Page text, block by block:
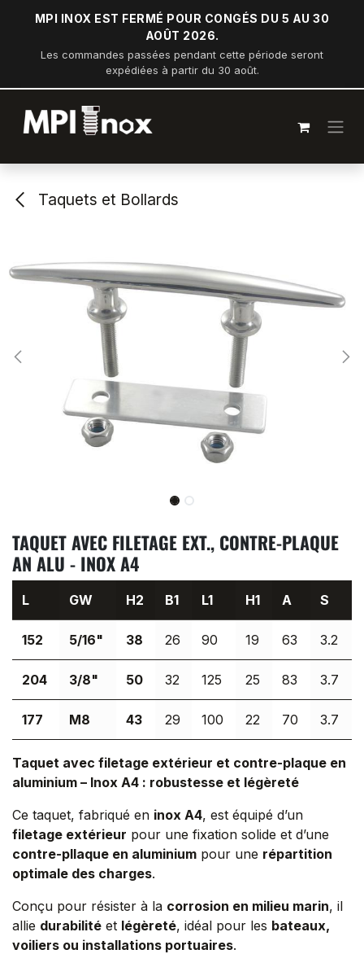
Se rendre au contenu
MPI INOX EST FERMÉ POUR CONGÉS DU 5 AU 30
AOÛT 2026.
Les commandes passées pendant cette période seront
expédiées à partir du 30 août.
Taquets et Bollards
TAQUET AVEC FILETAGE EXT., CONTRE-PLAQUE
AN ALU - INOX A4
L GW H2 B1 L1 H1 A S
152 5/16" 38 26 90 19 63 3.2
204 3/8" 50 32 125 25 83 3.7
177 M8 43 29 100 22 70 3.7
Taquet avec filetage extérieur et contre-plaque en
aluminium – Inox A4 : robustesse et légèreté
Ce taquet, fabriqué en inox A4, est équipé d’un
filetage extérieur pour une fixation solide et d’une
contre-pllaque en aluminium pour une répartition
optimale des charges.
Conçu pour résister à la corrosion en milieu marin, il
allie durabilité et légèreté, idéal pour les bateaux,
voiliers ou installations portuaires.